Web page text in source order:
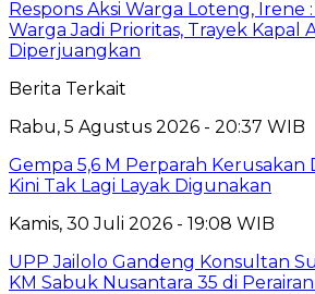
Respons Aksi Warga Loteng, Irene
Warga Jadi Prioritas, Trayek Kapal
Diperjuangkan
Berita Terkait
Rabu, 5 Agustus 2026 - 20:37 WIB
Gempa 5,6 M Perparah Kerusakan
Kini Tak Lagi Layak Digunakan
Kamis, 30 Juli 2026 - 19:08 WIB
UPP Jailolo Gandeng Konsultan
KM Sabuk Nusantara 35 di